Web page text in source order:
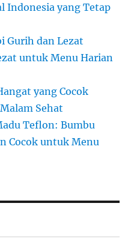
Indonesia yang Tetap
Gurih dan Lezat
untuk Menu Harian
yang Cocok
Sehat
Teflon: Bumbu
Cocok untuk Menu